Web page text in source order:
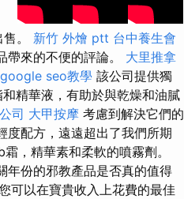
。 新竹 外燴 ptt 台中養生會
來的不便的評論。 大里推拿
google seo教學 該公司提供獨
精華液，有助於與乾燥和油膩
司 大甲按摩 考慮到解決它們的
度配方，遠遠超出了我們所期
，精華素和柔軟的噴霧劑。
年份的邪教產品是否真的值得
可以在寶貴收入上花費的最佳